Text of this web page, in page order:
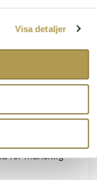
Visa detaljer
2026: Så
julafton
för mänsklig